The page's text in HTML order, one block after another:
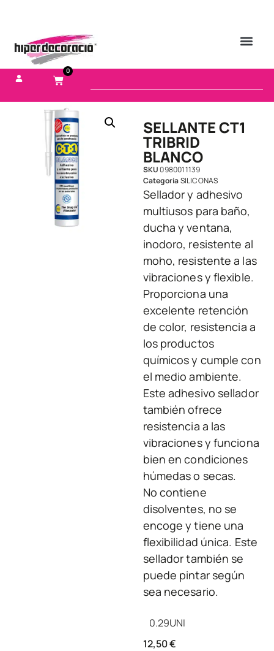
0
SELLANTE CT1
TRIBRID
BLANCO
SKU0980011139
CategoriaSILICONAS
Sellador y adhesivo
multiusos para baño,
ducha y ventana,
inodoro, resistente al
moho, resistente a las
vibraciones y flexible.
Proporciona una
excelente retención
de color, resistencia a
los productos
químicos y cumple con
el medio ambiente.
Este adhesivo sellador
también ofrece
resistencia a las
vibraciones y funciona
bien en condiciones
húmedas o secas.
No contiene
disolventes, no se
encoge y tiene una
flexibilidad única. Este
sellador también se
puede pintar según
sea necesario.
0.29UNI
12,50€